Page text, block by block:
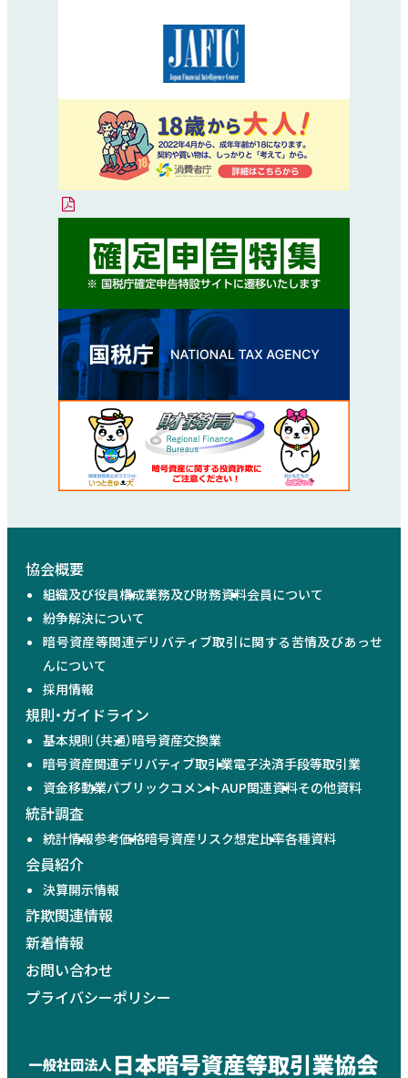
協会概要
組織及び役員構成業務及び財務資料会員について
紛争解決について
暗号資産等関連デリバティブ取引に関する苦情及びあっせ
んについて
採用情報
規則・ガイドライン
基本規則（共通）暗号資産交換業
暗号資産関連デリバティブ取引業電子決済手段等取引業
資金移動業パブリックコメントAUP関連資料その他資料
統計調査
統計情報参考価格暗号資産リスク想定比率各種資料
会員紹介
決算開示情報
詐欺関連情報
新着情報
お問い合わせ
プライバシーポリシー